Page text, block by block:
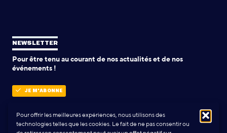
Pour offrir les meilleures expériences, nous utilisons des
technologies telles que les cookies. Le fait de ne pas consentir ou
NEWSLETTER
Pour être tenu au courant de nos actualités et de nos
événements !
JE M'ABONNE
POLITIQUE DE CONFIDENTIALITÉ